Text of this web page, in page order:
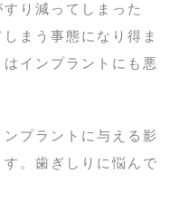
り減ってしまった
まう事態になり得ま
インプラントにも悪
プラントに与える影
。歯ぎしりに悩んで